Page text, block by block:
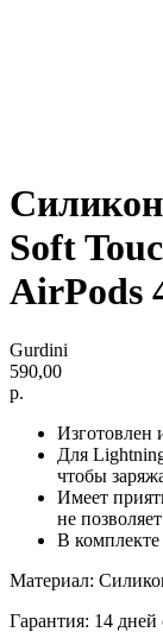
Soft
AirPods
Gurdini
590,00
р.
Изготовлен
Для
чтобы
Имеет
не
В
Материал:
Гарантия: 14 дней